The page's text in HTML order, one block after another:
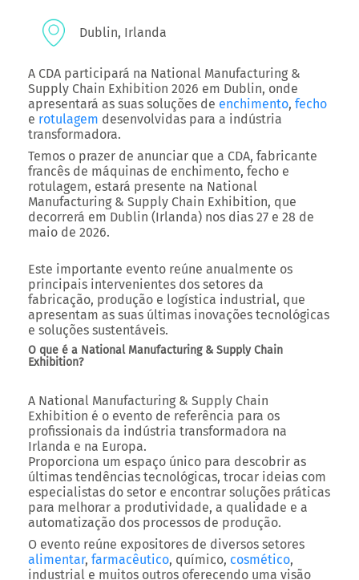
Dublin, Irlanda
A CDA participará na National Manufacturing &
Supply Chain Exhibition 2026 em Dublin, onde
apresentará as suas soluções de enchimento, fecho
e rotulagem desenvolvidas para a indústria
transformadora.
Temos o prazer de anunciar que a CDA, fabricante
francês de máquinas de enchimento, fecho e
rotulagem, estará presente na National
Manufacturing & Supply Chain Exhibition, que
decorrerá em Dublin (Irlanda) nos dias 27 e 28 de
maio de 2026.
Este importante evento reúne anualmente os
principais intervenientes dos setores da
fabricação, produção e logística industrial, que
apresentam as suas últimas inovações tecnológicas
e soluções sustentáveis.
O que é a National Manufacturing & Supply Chain
Exhibition?
A National Manufacturing & Supply Chain
Exhibition é o evento de referência para os
profissionais da indústria transformadora na
Irlanda e na Europa.
Proporciona um espaço único para descobrir as
últimas tendências tecnológicas, trocar ideias com
especialistas do setor e encontrar soluções práticas
para melhorar a produtividade, a qualidade e a
automatização dos processos de produção.
O evento reúne expositores de diversos setores
alimentar, farmacêutico, químico, cosmético,
industrial e muitos outros oferecendo uma visão